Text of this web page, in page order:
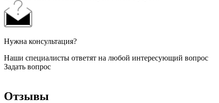
Нужна консультация?
Наши специалисты ответят на любой интересующий вопрос
Задать вопрос
Отзывы